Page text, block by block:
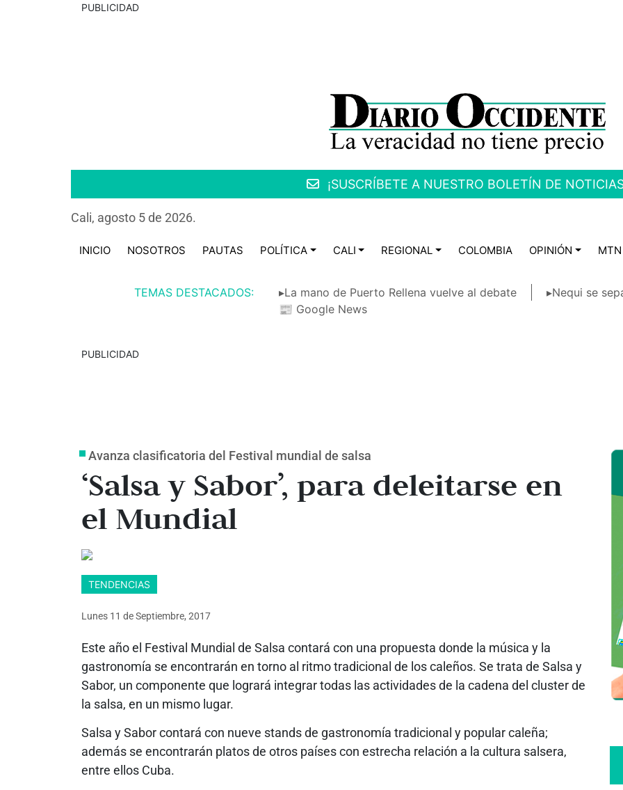
PUBLICIDAD
¡SUSCRÍBETE A NUESTRO BOLETÍN DE
Cali, agosto 5 de 2026.
INICIO NOSOTROS PAUTAS POLÍTICA CALI REGIONAL COLOMBIA OPINIÓN MTN
TEMAS DESTACADOS: ▸La mano de Puerto Rellena vuelve al debate
▸Nequi se
📰 Google News
PUBLICIDAD
Avanza clasificatoria del Festival mundial de salsa
‘Salsa y Sabor’, para deleitarse en
el Mundial
TENDENCIAS
Lunes 11 deSeptiembre, 2017
Este año el Festival Mundial de Salsa contará con una propuesta donde la música y la
gastronomía se encontrarán en torno al ritmo tradicional de los caleños. Se trata de Salsa y
Sabor, un componente que logrará integrar todas las actividades de la cadena del cluster de
la salsa, en un mismo lugar.
Salsa y Sabor contará con nueve stands de gastronomía tradicional y popular caleña;
además se encontrarán platos de otros países con estrecha relación a la cultura salsera,
entre ellos Cuba.